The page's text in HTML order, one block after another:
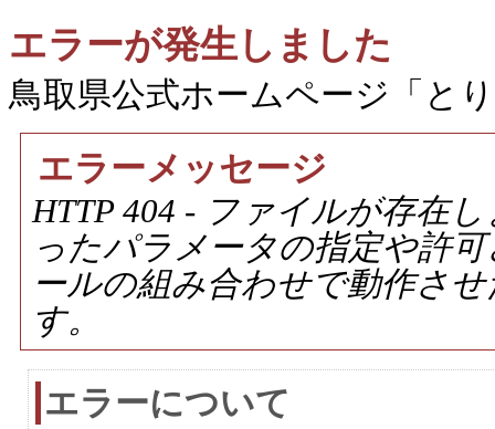
エラーが発生しました
鳥取県公式ホームページ「と
エラーメッセージ
HTTP 404 - ファイルが存在
ったパラメータの指定や許
ールの組み合わせで動作さ
す。
エラーについて